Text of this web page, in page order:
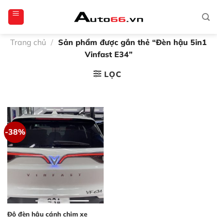
qua
dungTrang chủ / Sản phẩm được gắn thẻ “Đèn hậu 5in1
Vinfast E34”
LỌC
-38%
Độ đèn hậu cánh chim xe